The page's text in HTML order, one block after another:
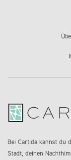
Bei Cartida kannst du
Stadt, deinen